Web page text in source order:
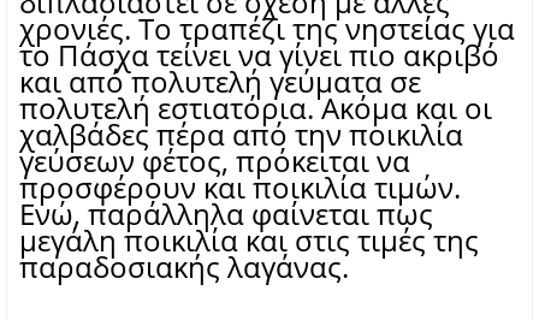
χρονιές. Το τραπέζι της νηστείας για
το Πάσχα τείνει να γίνει πιο ακριβό
και από πολυτελή γεύματα σε
πολυτελή εστιατόρια. Ακόμα και οι
χαλβάδες πέρα από την ποικιλία
γεύσεων φέτος, πρόκειται να
προσφέρουν και ποικιλία τιμών.
Ενώ, παράλληλα φαίνεται πως
μεγάλη ποικιλία και στις τιμές της
παραδοσιακής λαγάνας.